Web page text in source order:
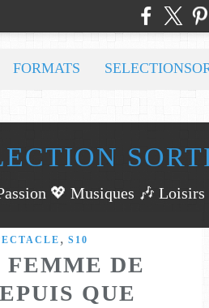
💖 Musiques 🎶 Loisirs
FORMATS
, S10
DE
QUE